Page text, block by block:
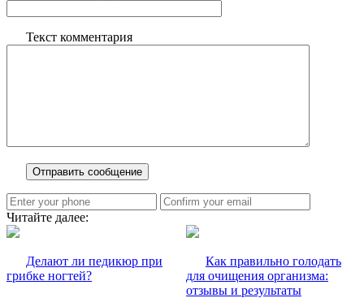
Текст комментария
Читайте далее:
Делают ли педикюр при
грибке ногтей?
Как правильно голодать
для очищения организма:
отзывы и результаты